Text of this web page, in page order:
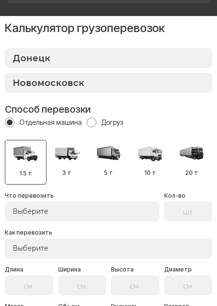
Калькулятор грузоперевозок
Способ перевозки
Отдельная машина Догруз
1.5 т 3 т 5 т 10 т 20 т
Что перевозить
Выберите
Кол-во
Как перевозить
Выберите
Длина Ширина Высота Диаметр